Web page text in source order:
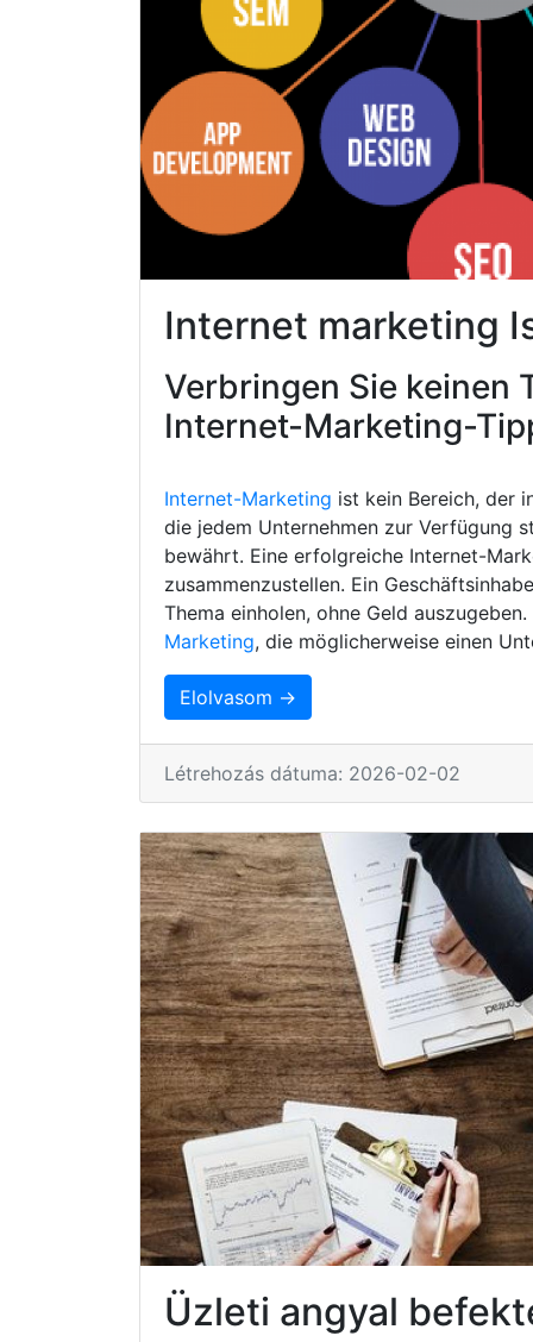
Internet marketing
Verbringen Sie keinen
Internet-Marketing-
Internet-Marketing ist kein Bereich, der
die jedem Unternehmen zur Verfügung
bewährt. Eine erfolgreiche Internet-
zusammenzustellen. Ein
Thema einholen, ohne Geld
Marketing, die möglicherweise einen
Elolvasom →
Létrehozás dátuma: 2026-02-02
Üzleti angyal